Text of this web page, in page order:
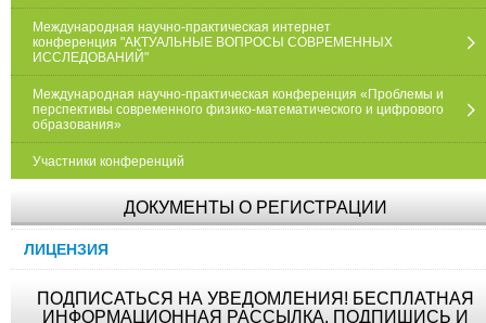
Международная научно-практическая интернет
конференция "АКТУАЛЬНЫЕ ВОПРОСЫ СОВРЕМЕННЫХ
ИССЛЕДОВАНИЙ"
Международная научно-практическая конференция «Проблемы и
перспективы современного физико-математического и цифрового
образования»
Участники конференций
ДОКУМЕНТЫ О РЕГИСТРАЦИИ
ЛИЦЕНЗИЯ
ПОДПИСАТЬСЯ НА УВЕДОМЛЕНИЯ! БЕСПЛАТНАЯ
ИНФОРМАЦИОННАЯ РАССЫЛКА. ПОДПИШИСЬ И